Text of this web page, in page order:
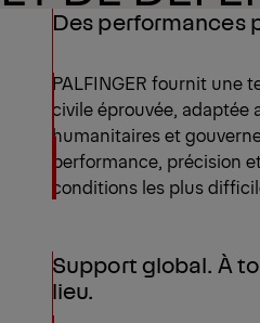
Des performances
PALFINGER fournit une
civile éprouvée, adaptée
humanitaires et
performance, précision
conditions les plus
Support global. À
lieu.